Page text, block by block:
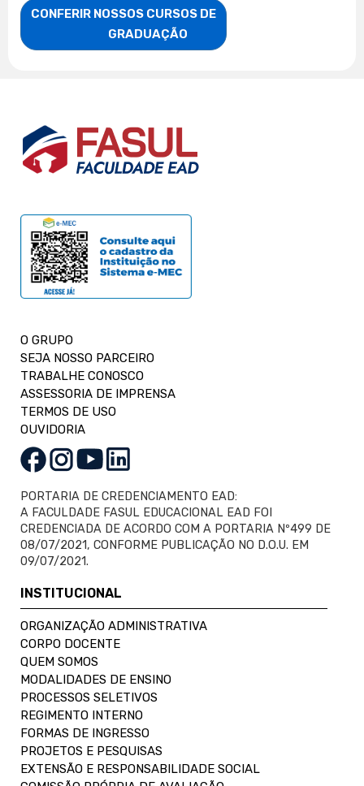
CONFERIR NOSSOS CURSOS DE
                    GRADUAÇÃO
O GRUPO
SEJA NOSSO PARCEIRO
TRABALHE CONOSCO
ASSESSORIA DE IMPRENSA
TERMOS DE USO
OUVIDORIA
PORTARIA DE CREDENCIAMENTO EAD:
A FACULDADE FASUL EDUCACIONAL EAD FOI
CREDENCIADA DE ACORDO COM A PORTARIA Nº499 DE
08/07/2021, CONFORME PUBLICAÇÃO NO D.O.U. EM
09/07/2021.
INSTITUCIONAL
ORGANIZAÇÃO ADMINISTRATIVA
CORPO DOCENTE
QUEM SOMOS
MODALIDADES DE ENSINO
PROCESSOS SELETIVOS
REGIMENTO INTERNO
FORMAS DE INGRESSO
PROJETOS E PESQUISAS
EXTENSÃO E RESPONSABILIDADE SOCIAL